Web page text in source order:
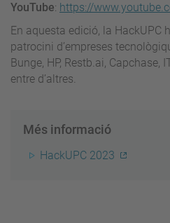
YouTube: https://
En aquesta edició, la HackUPC
patrocini d’empreses
Bunge, HP, Restb.ai, Capchase,
entre d’altres.
Més informació
HackUPC 2023